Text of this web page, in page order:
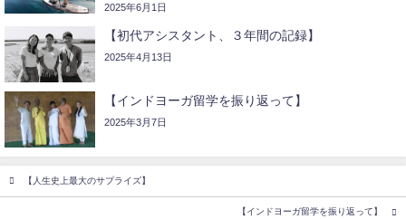
2025年6月1日
【初代アシスタント、３年間の記録】
2025年4月13日
【インドヨーガ留学を振り返って】
2025年3月7日
【人生史上最大のサプライズ】
【インドヨーガ留学を振り返って】